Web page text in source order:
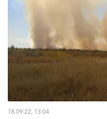
18.09.22, 13:04